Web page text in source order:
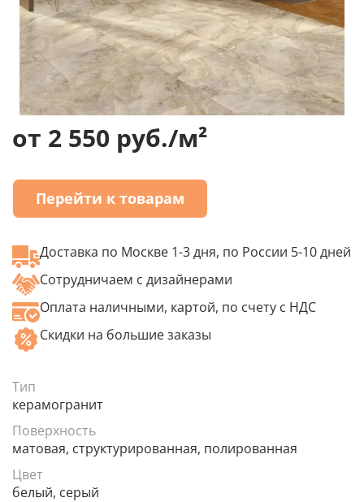
Тип
керамогранит
Поверхность
матовая, структурированная, полированная
Цвет
белый, серый
от 2 550 руб./м²
Перейти к товарам
Доставка по Москве 1-3 дня, по России 5-10 дней
Сотрудничаем с дизайнерами
Оплата наличными, картой, по счету с НДС
Скидки на большие заказы